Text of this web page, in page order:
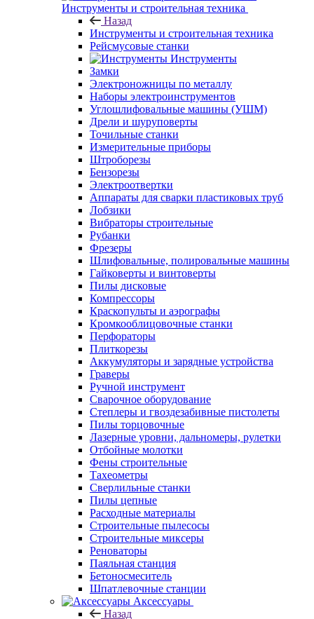
Инструменты и строительная техника
Назад
Инструменты и строительная техника
Рейсмусовые станки
Инструменты
Замки
Электроножницы по металлу
Наборы электроинструментов
Углошлифовальные машины (УШМ)
Дрели и шуруповерты
Точильные станки
Измерительные приборы
Штроборезы
Бензорезы
Электроотвертки
Аппараты для сварки пластиковых труб
Лобзики
Вибраторы строительные
Рубанки
Фрезеры
Шлифовальные, полировальные машины
Гайковерты и винтоверты
Пилы дисковые
Компрессоры
Краскопульты и аэрографы
Кромкооблицовочные станки
Перфораторы
Плиткорезы
Аккумуляторы и зарядные устройства
Граверы
Ручной инструмент
Сварочное оборудование
Степлеры и гвоздезабивные пистолеты
Пилы торцовочные
Лазерные уровни, дальномеры, рулетки
Отбойные молотки
Фены строительные
Тахеометры
Сверлильные станки
Пилы цепные
Расходные материалы
Строительные пылесосы
Строительные миксеры
Реноваторы
Паяльная станция
Бетоносмеситель
Шпатлевочные станции
Аксессуары
Назад